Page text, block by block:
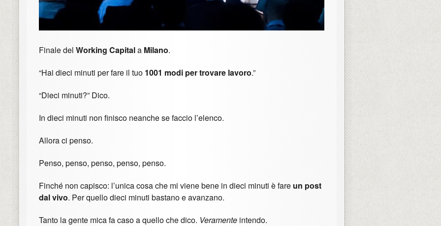
Finale del Working Capitala Milano.
“Hai dieci minuti per fare il tuo 1001 modi per trovare lavoro.”
“Dieci minuti?” Dico.
In dieci minuti non finisco neanche se faccio l’elenco.
Allora ci penso.
Penso, penso, penso, penso, penso.
Finché non capisco: l’unica cosa che mi viene bene in dieci minuti è fare un post
dal vivo. Per quello dieci minuti bastano e avanzano.
Tanto la gente mica fa caso a quello che dico. Veramente intendo.